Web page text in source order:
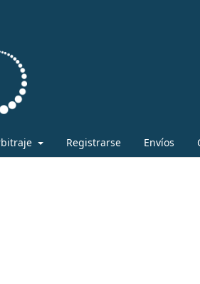
Registrarse Envíos